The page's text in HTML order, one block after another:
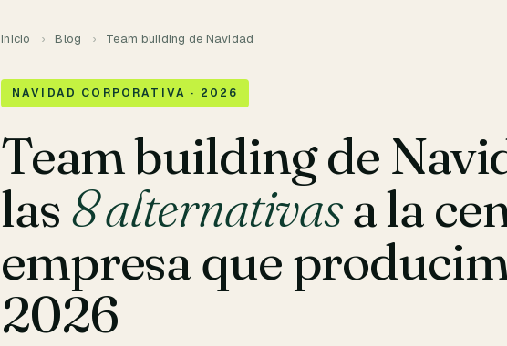
Inicio › Blog › Team building de Navidad
NAVIDAD CORPORATIVA · 2026
Team building de
las 8 alternativasa la
empresa que
2026